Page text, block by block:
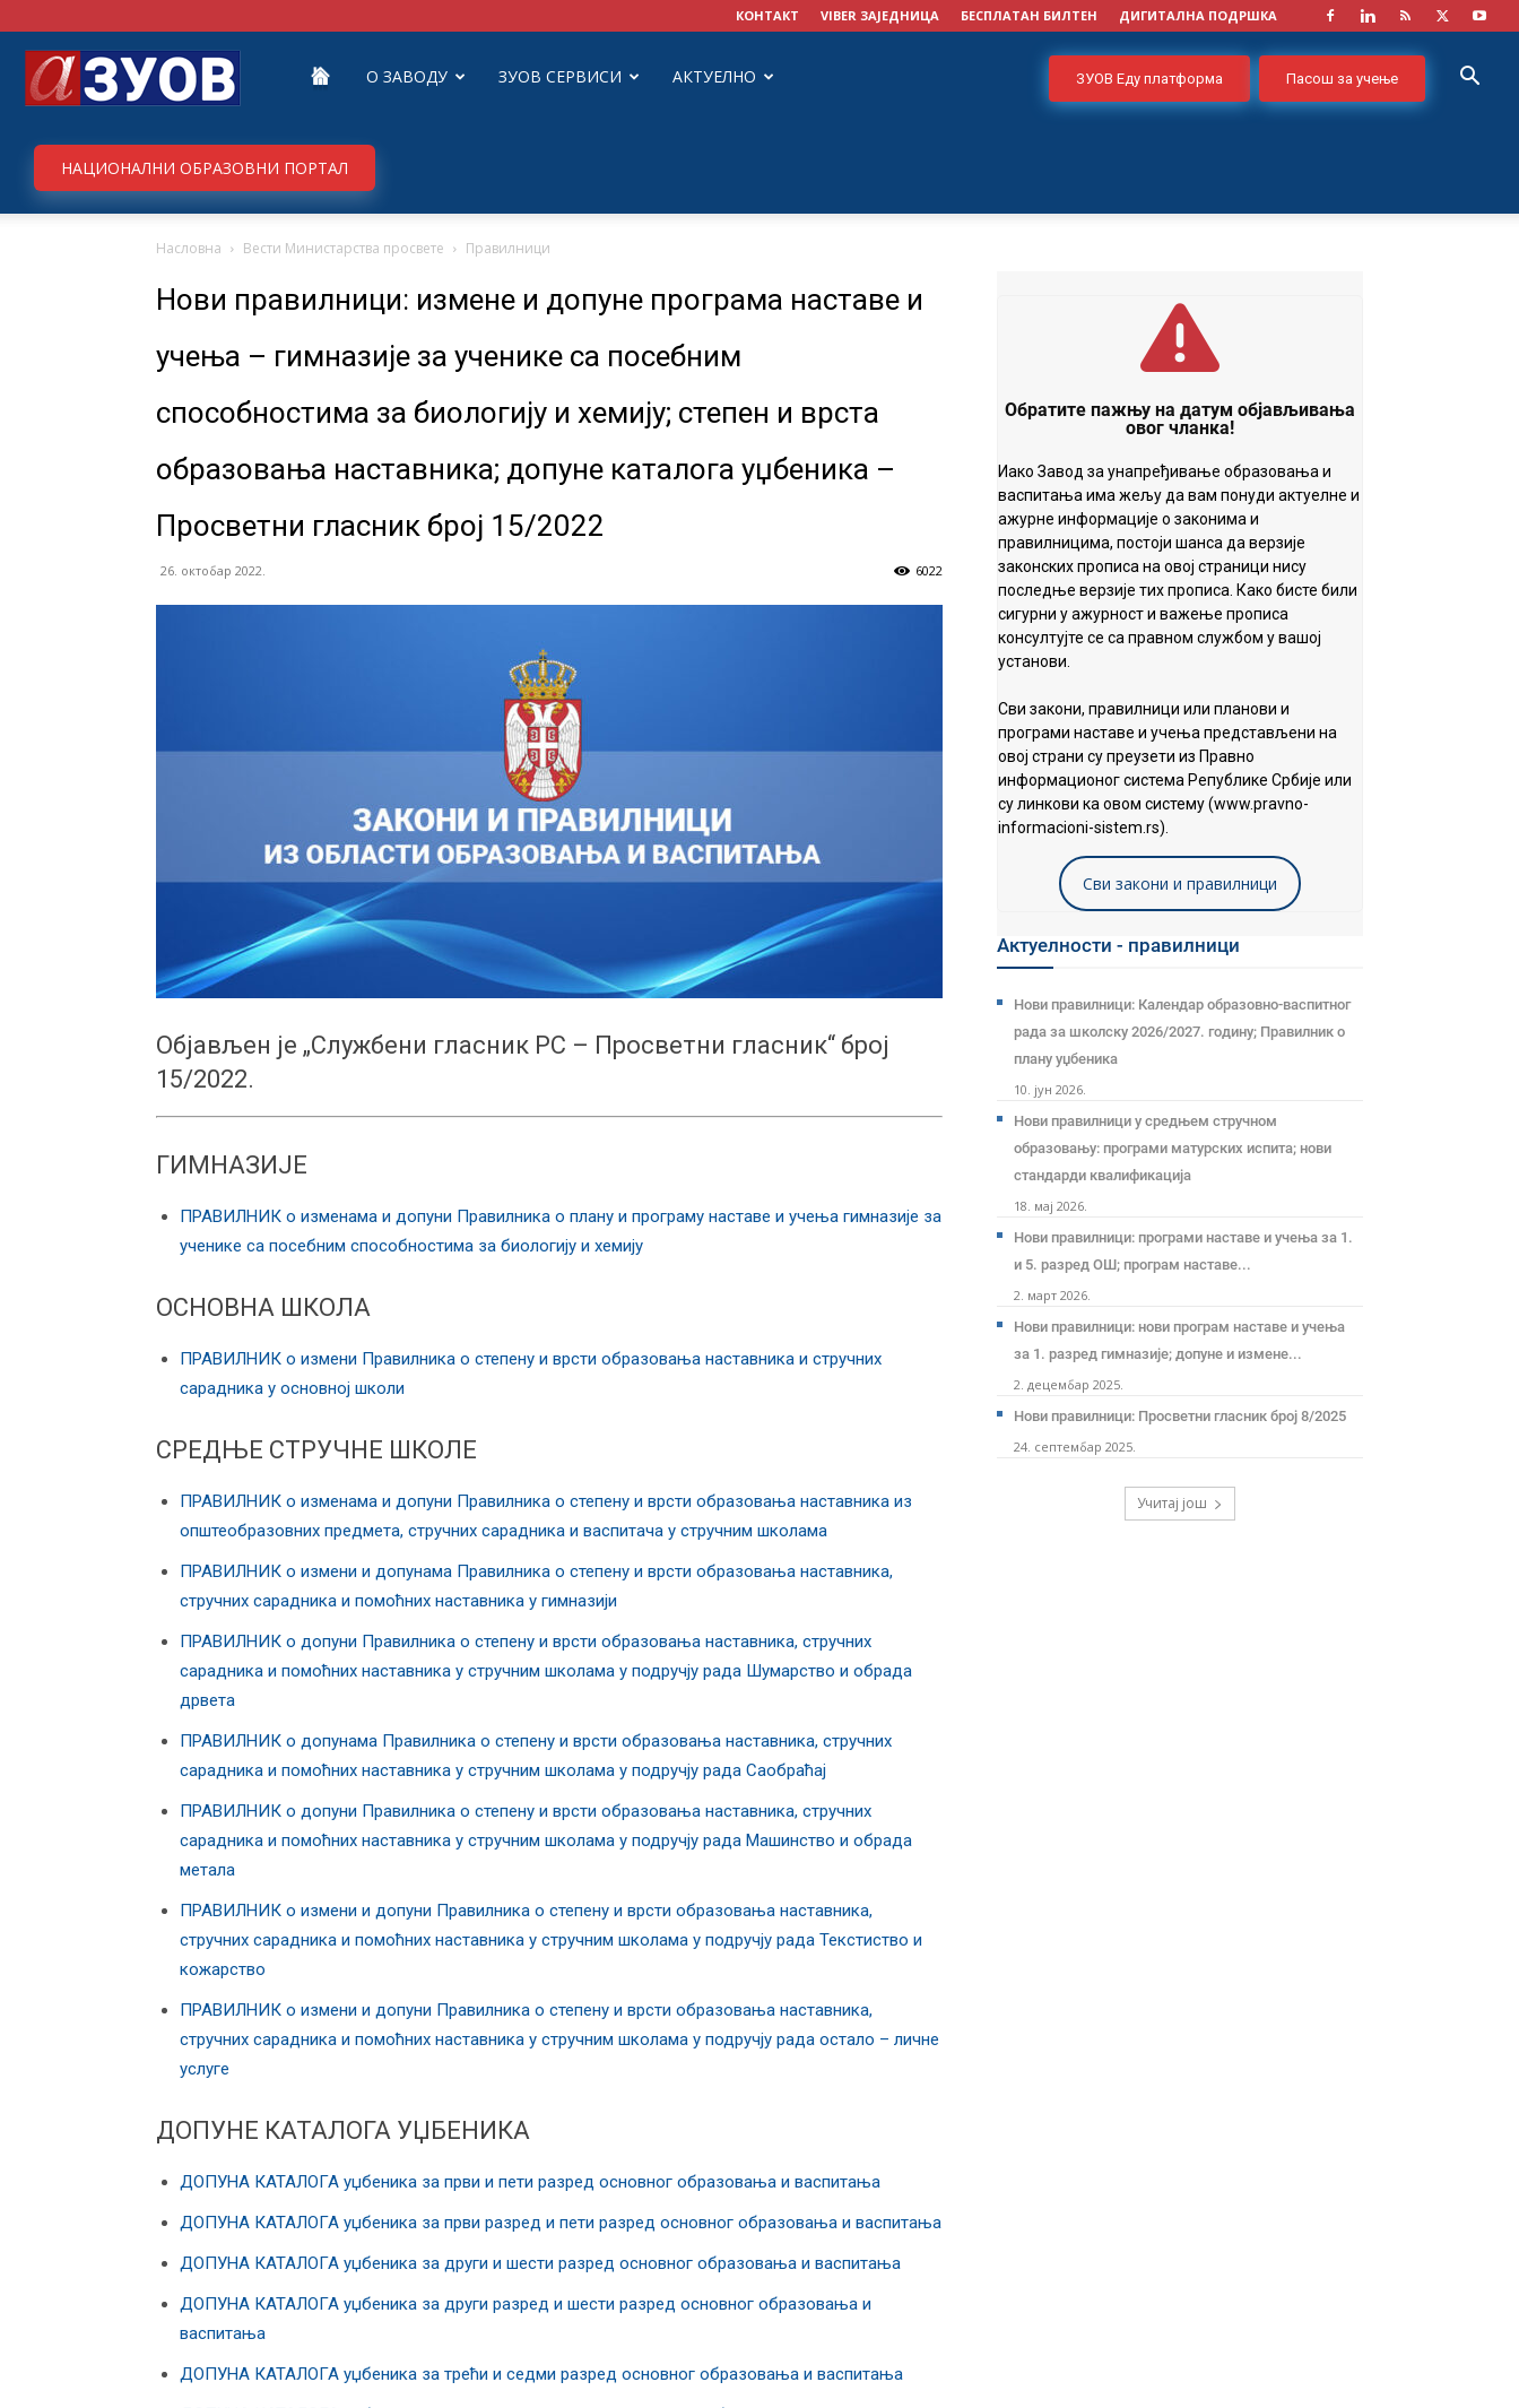
КОНТАКТ VIBER ЗАЈЕДНИЦА БЕСПЛАТАН БИЛТЕН ДИГИТАЛНА ПОДРШКА
ЗУОВ Еду платформа Пасош за учење
за
унапређивање
образовања
васпитања
О ЗАВОДУ ЗУОВ СЕРВИСИ АКТУЕЛНО
НАЦИОНАЛНИ ОБРАЗОВНИ ПОРТАЛ
Насловна Вести Министарства просвете Правилници
Нови правилници: измене и допуне програма наставе и
учења – гимназије за ученике са посебним
способностима за биологију и хемију; степен и врста
образовања наставника; допуне каталога уџбеника –
Просветни гласник број 15/2022
26. октобар 2022. 6022
Објављен је „Службени гласник РС – Просветни гласник“ број
15/2022.
ГИМНАЗИЈЕ
ПРАВИЛНИК о изменама и допуни Правилника о плану и програму наставе и учења гимназије за
ученике са посебним способностима за биологију и хемију
ОСНОВНА ШКОЛА
ПРАВИЛНИК о измени Правилника о степену и врсти образовања наставника и стручних
сарадника у основној школи
СРЕДЊЕ СТРУЧНЕ ШКОЛЕ
ПРАВИЛНИК о изменама и допуни Правилника о степену и врсти образовања наставника из
општеобразовних предмета, стручних сарадника и васпитача у стручним школама
ПРАВИЛНИК о измени и допунама Правилника о степену и врсти образовања наставника,
стручних сарадника и помоћних наставника у гимназији
ПРАВИЛНИК о допуни Правилника о степену и врсти образовања наставника, стручних
сарадника и помоћних наставника у стручним школама у подручју рада Шумарство и обрада
дрвета
ПРАВИЛНИК о допунама Правилника о степену и врсти образовања наставника, стручних
сарадника и помоћних наставника у стручним школама у подручју рада Саобраћај
ПРАВИЛНИК о допуни Правилника о степену и врсти образовања наставника, стручних
сарадника и помоћних наставника у стручним школама у подручју рада Машинство и обрада
метала
ПРАВИЛНИК о измени и допуни Правилника о степену и врсти образовања наставника,
стручних сарадника и помоћних наставника у стручним школама у подручју рада Текстиство и
кожарство
ПРАВИЛНИК о измени и допуни Правилника о степену и врсти образовања наставника,
стручних сарадника и помоћних наставника у стручним школама у подручју рада остало – личне
услуге
ДОПУНЕ КАТАЛОГА УЏБЕНИКА
ДОПУНА КАТАЛОГА уџбеника за први и пети разред основног образовања и васпитања
ДОПУНА КАТАЛОГА уџбеника за први разред и пети разред основног образовања и васпитања
ДОПУНА КАТАЛОГА уџбеника за други и шести разред основног образовања и васпитања
ДОПУНА КАТАЛОГА уџбеника за други разред и шести разред основног образовања и
васпитања
ДОПУНА КАТАЛОГА уџбеника за трећи и седми разред основног образовања и васпитања
Обратите пажњу на датум објављивања
овог чланка!
Иако Завод за унапређивање образовања и
васпитања има жељу да вам понуди актуелне и
ажурне информације о законима и
правилницима, постоји шанса да верзије
законских прописа на овој страници нису
последње верзије тих прописа. Како бисте били
сигурни у ажурност и важење прописа
консултујте се са правном службом у вашој
установи.
Сви закони, правилници или планови и
програми наставе и учења представљени на
овој страни су преузети из Правно
информационог система Републике Србије или
су линкови ка овом систему (www.pravno-
informacioni-sistem.rs).
Сви закони и правилници
Актуелности - правилници
Нови правилници: Календар образовно-васпитног
рада за школску 2026/2027. годину; Правилник о
плану уџбеника
10. јун 2026.
Нови правилници у средњем стручном
образовању: програми матурских испита; нови
стандарди квалификација
18. мај 2026.
Нови правилници: програми наставе и учења за 1.
и 5. разред ОШ; програм наставе...
2. март 2026.
Нови правилници: нови програм наставе и учења
за 1. разред гимназије; допуне и измене...
2. децембар 2025.
Нови правилници: Просветни гласник број 8/2025
24. септембар 2025.
Учитај још